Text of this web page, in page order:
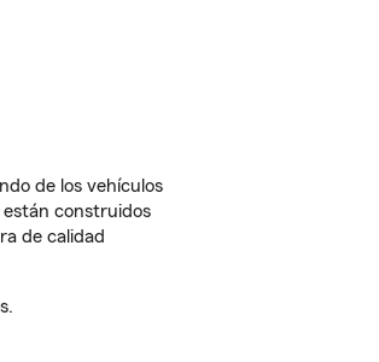
de los vehículos
construidos
de calidad